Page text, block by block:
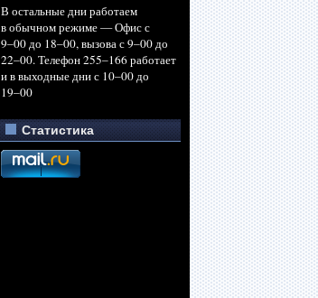
В остальные дни работаем
в обычномрежиме —Офис с
9–00 до 18–00,вызова с9–00 до
22–00.Телефон255–166 работает
ив выходныедни с 10–00 до
19–00
Статистика